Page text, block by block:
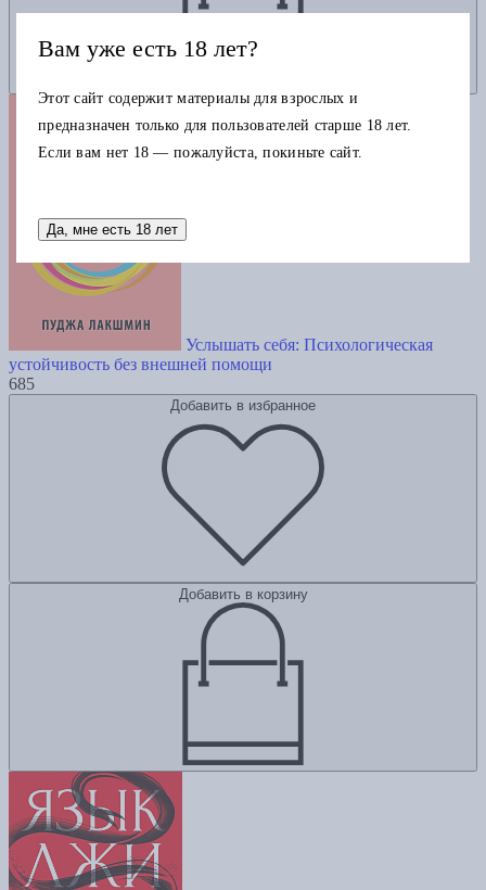
Услышать себя: Психологическая
устойчивость без внешней помощи
685
Добавить в избранное
Добавить в корзину
Вам уже есть 18 лет?
Этот сайт содержит материалы для взрослых и
предназначен только для пользователей старше 18 лет.
Если вам нет 18 — пожалуйста, покиньте сайт.
Да, мне есть 18 лет